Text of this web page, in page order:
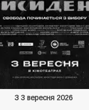
З 3 вересня 2026